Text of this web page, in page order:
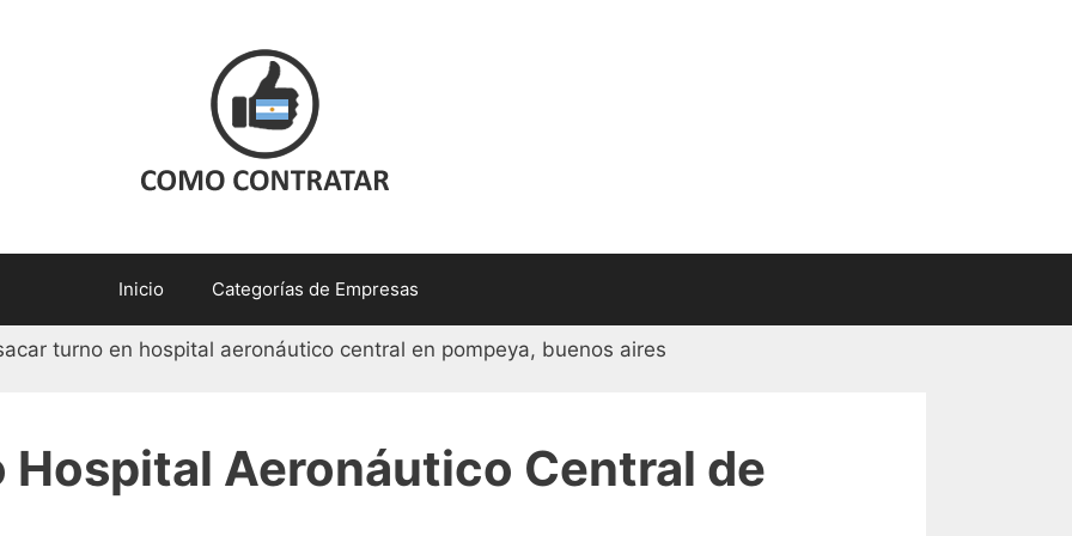
Inicio Categorías de Empresas
Hospital Aeronáutico Central de